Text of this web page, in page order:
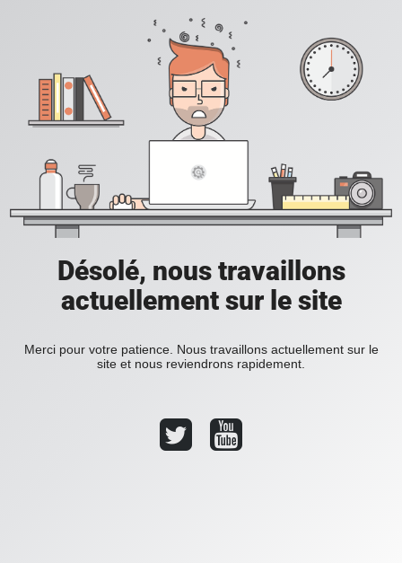
Désolé, nous travaillons
actuellement sur le site
Merci pour votre patience. Nous travaillons actuellement sur le
site et nous reviendrons rapidement.